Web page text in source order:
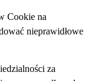
Cookie na
nieprawidłowe
za